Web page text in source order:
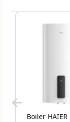
Boiler HAIER ES80V-